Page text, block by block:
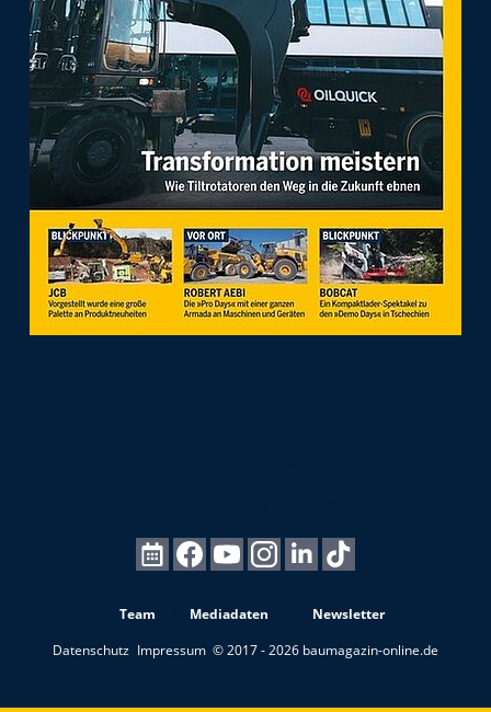
Team Mediadaten
Newsletter
Datenschutz Impressum © 2017 - 2026 baumagazin-online.de